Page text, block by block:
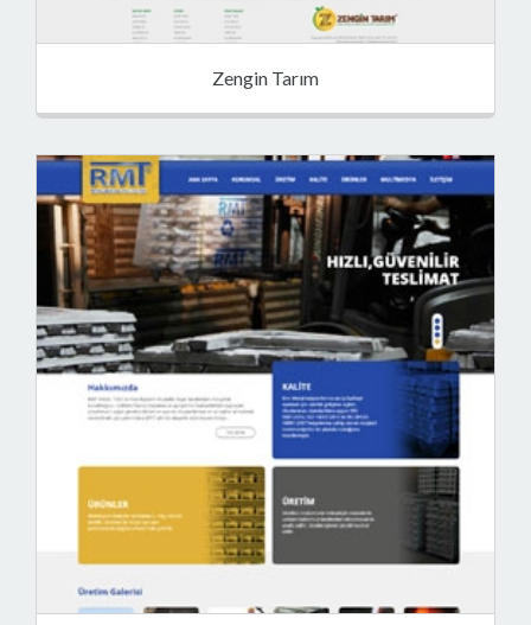
Zengin Tarım